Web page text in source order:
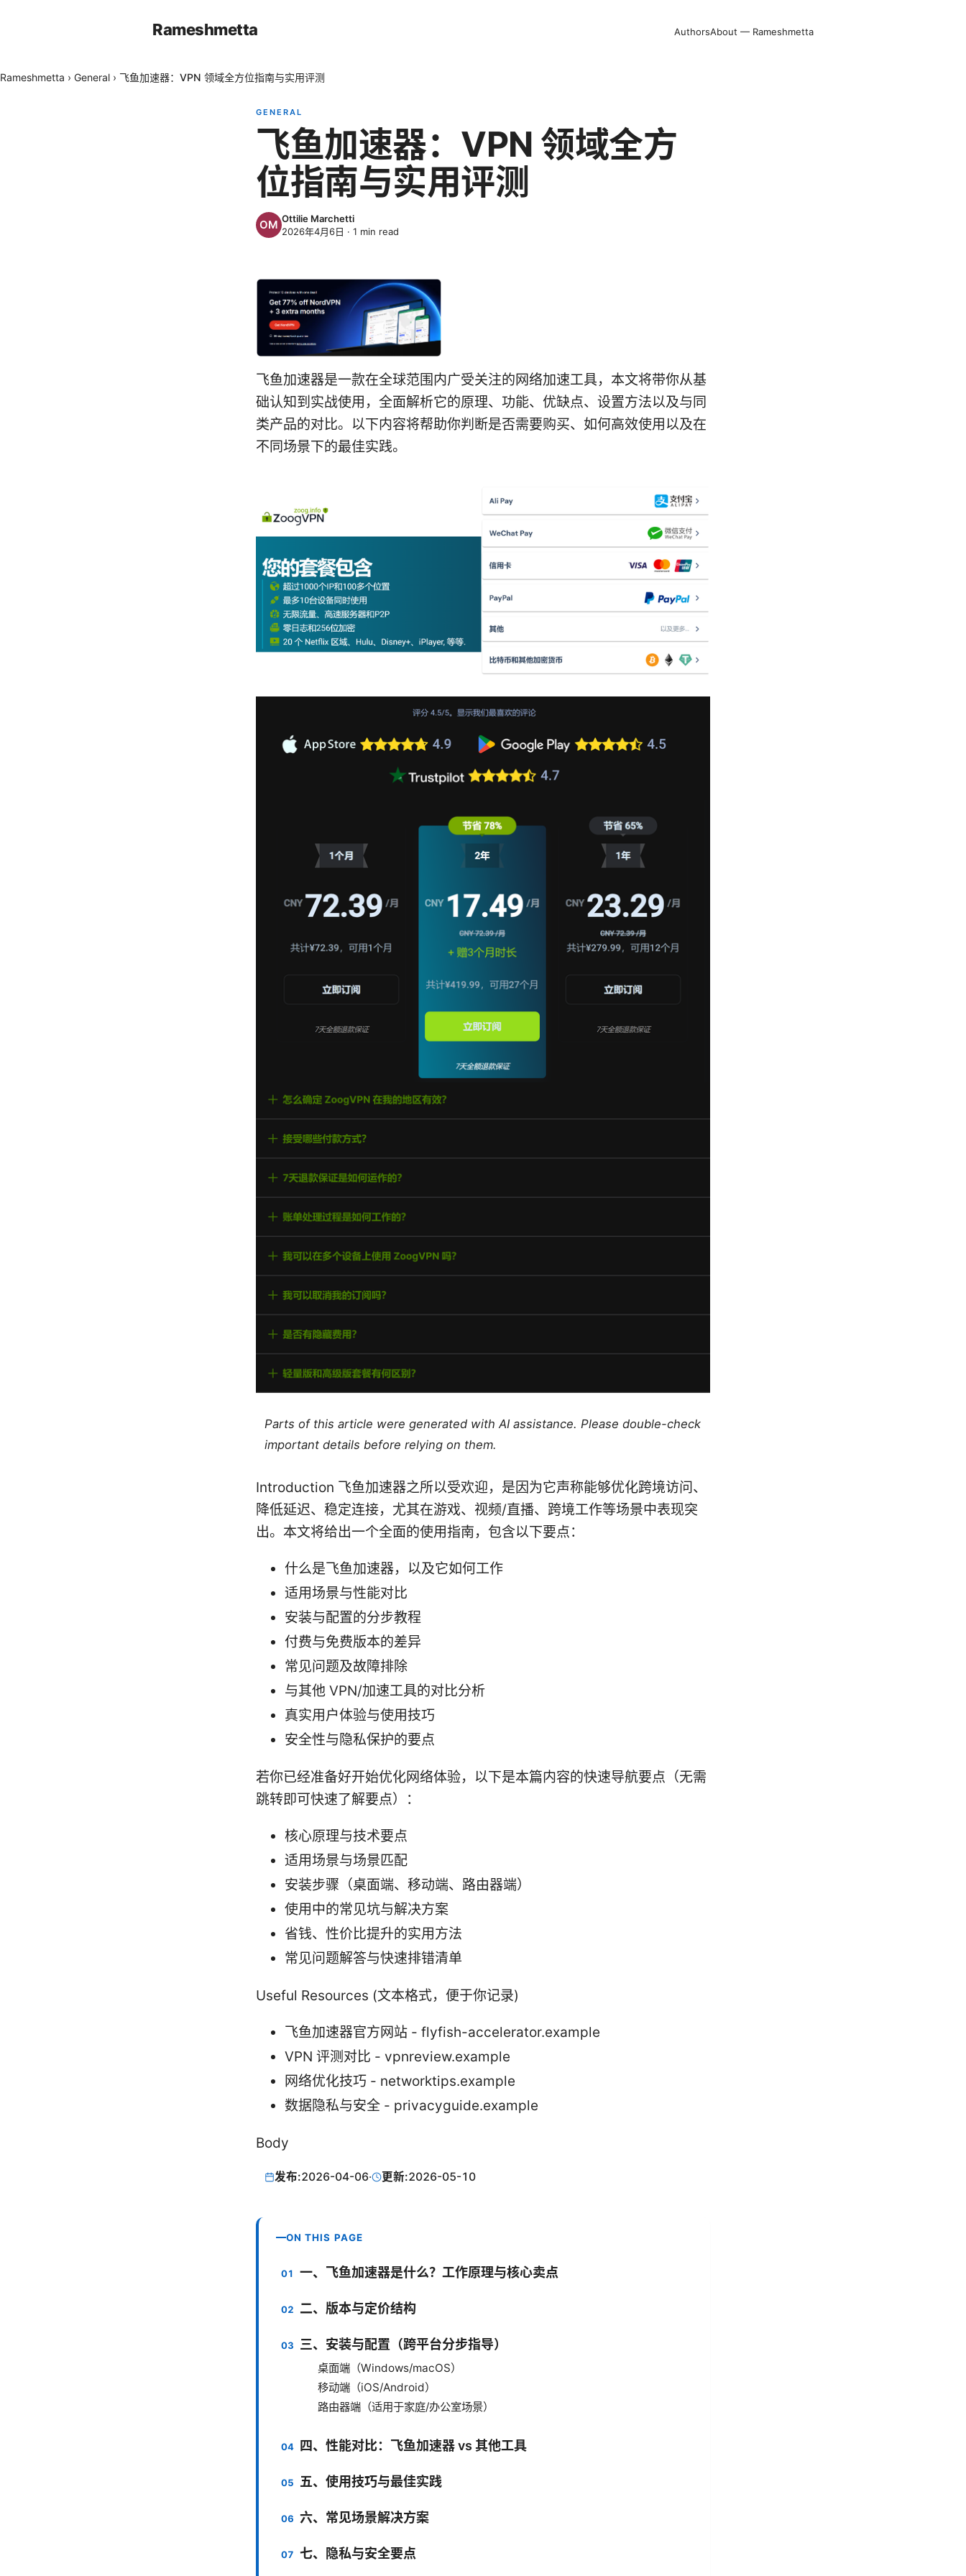
Rameshmetta AuthorsAbout — Rameshmetta
Rameshmetta › General › 飞鱼加速器：VPN 领域全方位指南与实用评测
GENERAL
飞鱼加速器：VPN 领域全方
位指南与实用评测
Ottilie Marchetti
2026年4月6日 · 1 min read
飞鱼加速器是一款在全球范围内广受关注的网络加速工具，本文将带你从基
础认知到实战使用，全面解析它的原理、功能、优缺点、设置方法以及与同
类产品的对比。以下内容将帮助你判断是否需要购买、如何高效使用以及在
不同场景下的最佳实践。
Parts of this article were generated with AI assistance. Please double-check
important details before relying on them.
Introduction 飞鱼加速器之所以受欢迎，是因为它声称能够优化跨境访问、
降低延迟、稳定连接，尤其在游戏、视频/直播、跨境工作等场景中表现突
出。本文将给出一个全面的使用指南，包含以下要点：
什么是飞鱼加速器，以及它如何工作
适用场景与性能对比
安装与配置的分步教程
付费与免费版本的差异
常见问题及故障排除
与其他 VPN/加速工具的对比分析
真实用户体验与使用技巧
安全性与隐私保护的要点
若你已经准备好开始优化网络体验，以下是本篇内容的快速导航要点（无需
跳转即可快速了解要点）：
核心原理与技术要点
适用场景与场景匹配
安装步骤（桌面端、移动端、路由器端）
使用中的常见坑与解决方案
省钱、性价比提升的实用方法
常见问题解答与快速排错清单
Useful Resources (文本格式，便于你记录)
飞鱼加速器官方网站 - flyfish-accelerator.example
VPN 评测对比 - vpnreview.example
网络优化技巧 - networktips.example
数据隐私与安全 - privacyguide.example
Body
发布:2026-04-06· 更新:2026-05-10
ON THIS PAGE
一、飞鱼加速器是什么？工作原理与核心卖点
二、版本与定价结构
三、安装与配置（跨平台分步指导）
桌面端（Windows/macOS）
移动端（iOS/Android）
路由器端（适用于家庭/办公室场景）
四、性能对比：飞鱼加速器 vs 其他工具
五、使用技巧与最佳实践
六、常见场景解决方案
七、隐私与安全要点